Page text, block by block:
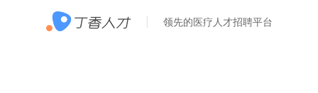
领先的医疗人才招聘平台